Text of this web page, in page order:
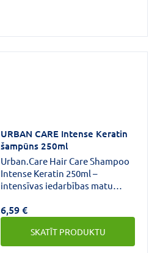
URBAN CARE Intense Keratin
šampūns 250ml
Urban.Care Hair Care Shampoo
Intense Keratin 250ml –
intensīvas iedarbības matu
bojājumu novēršanai un matu
gludumam ir paredzēts stipri
bojātiem, sausiem, nespodriem
un blāviem matiem.
6,59 €
SKATĪT PRODUKTU